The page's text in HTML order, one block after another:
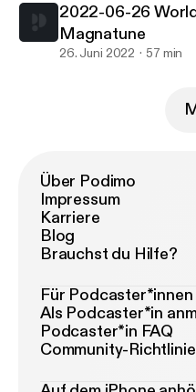
2022-06-26
Magnatune
26. Juni 2022 57 min
Über Podimo
Impressum
Karriere
Blog
Brauchst du Hilfe?
Für Podcaster*innen
Als Podcaster*in
Podcaster*in FAQ
Community-